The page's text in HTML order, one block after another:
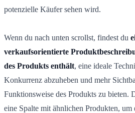
potenzielle Käufer sehen wird.
Wenn du nach unten scrollst, findest du
verkaufsorientierte
des Produkts enthält, eine ideale
Konkurrenz abzuheben und mehr
Funktionsweise des Produkts zu bieten.
eine Spalte mit ähnlichen Produkten,